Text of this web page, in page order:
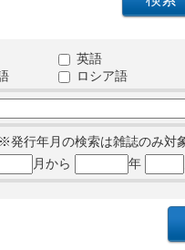
英語
ロシア語
※発行年月の検索は雑誌のみ対
月から 年